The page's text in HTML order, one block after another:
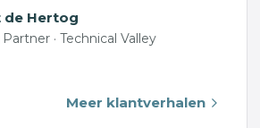
de Hertog
· Technical Valley
Meer klantverhalen